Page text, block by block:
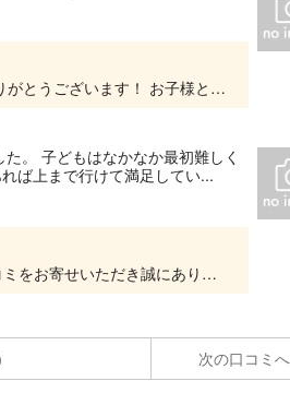
あんぱんまん様 PANZAてんしばイーナにお越しいただき、誠にありがとうございます！ お子様と一緒に、天候を気にせず室内でお楽しみいただけたとのこと、大変嬉しく感じております。 こ...
。 子どもはなかなか最初難しく
ば上まで行けて満足してい...
この度はPANZAてんしばイーナをご利用いただき、また嬉しい口コミをお寄せいただき誠にありがとうございます。 雨の日の遊び場としてお子さまと一緒にお越しいただき、楽しんでいただけたよ...
次の口コミへ